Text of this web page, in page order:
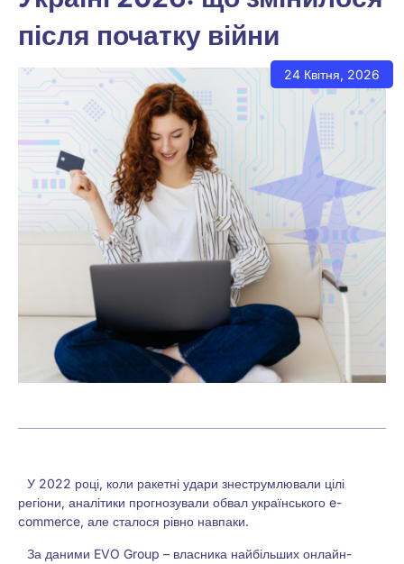
після початку війни
24 Квітня, 2026
У 2022 році, коли ракетні удари знеструмлювали цілі
регіони, аналітики прогнозували обвал українського e-
commerce, але сталося рівно навпаки.
За даними EVO Group – власника найбільших онлайн-